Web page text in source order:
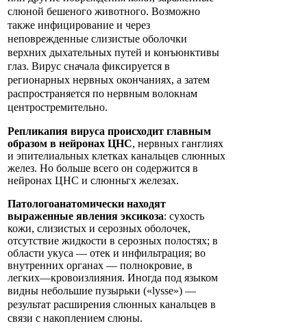
слюной бешеного животного. Возможно
также инфицирование и через
неповрежденные слизистые оболочки
верхних дыхательных путей и конъюнктивы
глаз. Вирус сначала фиксируется в
регионарных нервных окончаниях, а затем
распространяется по нервным волокнам
центростремительно.
Репликапия вируса происходит главным
образом в нейронах ЦНС, нервных ганглиях
и эпителиальных клетках канальцев слюнных
желез. Но больше всего он содержится в
нейронах ЦНС и слюнньгх железах.
Патологоанатомически находят
выраженные явления эксикоза: сухость
кожи, слизистых и серозных оболочек,
отсутствие жидкости в серозных полостях; в
области укуса — отек и инфильтрация; во
внутренних органах — полнокровие, в
легких—кровоизлияния. Иногда под языком
видны небольшие пузырьки («lysse») —
результат расширения слюнных канальцев в
связи с накоплением слюны.